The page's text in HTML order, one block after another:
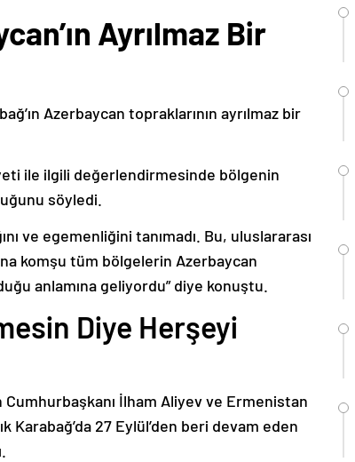
Ayrılmaz Bir
Azerbaycan topraklarının ayrılmaz bir
ile ilgili değerlendirmesinde bölgenin
söyledi.
ve egemenliğini tanımadı. Bu, uluslararası
komşu tüm bölgelerin Azerbaycan
anlamına geliyordu” diye konuştu.
Diye Herşeyi
İlham Aliyev ve Ermenistan
Karabağ’da 27 Eylül’den beri devam eden